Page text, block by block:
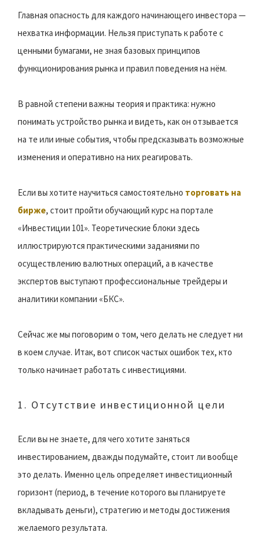
Главная опасность для каждого начинающего инвестора —
нехватка информации. Нельзя приступать к работе с
ценными бумагами, не зная базовых принципов
функционирования рынка и правил поведения на нём.
В равной степени важны теория и практика: нужно
понимать устройство рынка и видеть, как он отзывается
на те или иные события, чтобы предсказывать возможные
изменения и оперативно на них реагировать.
Если вы хотите научиться самостоятельно торговать на
бирже, стоит пройти обучающий курс на портале
«Инвестиции 101». Теоретические блоки здесь
иллюстрируются практическими заданиями по
осуществлению валютных операций, а в качестве
экспертов выступают профессиональные трейдеры и
аналитики компании «БКС».
Сейчас же мы поговорим о том, чего делать не следует ни
в коем случае. Итак, вот список частых ошибок тех, кто
только начинает работать с инвестициями.
1. Отсутствие инвестиционной цели
Если вы не знаете, для чего хотите заняться
инвестированием, дважды подумайте, стоит ли вообще
это делать. Именно цель определяет инвестиционный
горизонт (период, в течение которого вы планируете
вкладывать деньги), стратегию и методы достижения
желаемого результата.